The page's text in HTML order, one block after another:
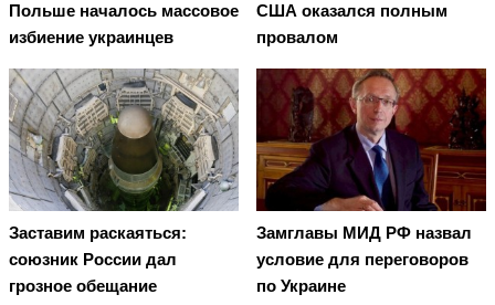
Польше началось массовое
избиение украинцев
США оказался полным
провалом
Заставим раскаяться:
союзник России дал
грозное обещание
Замглавы МИД РФ назвал
условие для переговоров
по Украине